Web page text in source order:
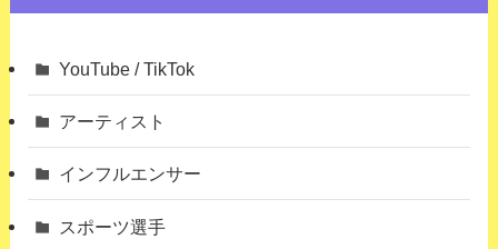
YouTube / TikTok
アーティスト
インフルエンサー
スポーツ選手